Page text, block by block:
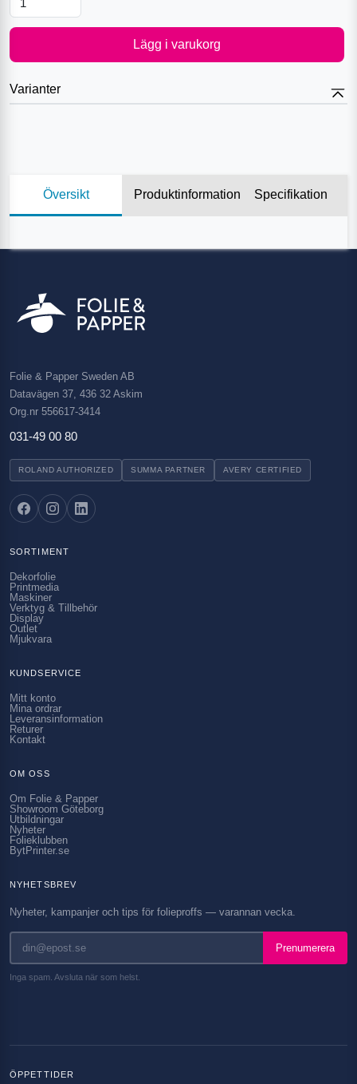
Lägg i varukorg
Varianter
Översikt Produktinformation Specifikation
Folie & Papper Sweden AB
Datavägen 37, 436 32 Askim
Org.nr 556617-3414
031-49 00 80
ROLAND AUTHORIZED SUMMA PARTNER AVERY CERTIFIED
SORTIMENT
Dekorfolie
Printmedia
Maskiner
Verktyg & Tillbehör
Display
Outlet
Mjukvara
KUNDSERVICE
Mitt konto
Mina ordrar
Leveransinformation
Returer
Kontakt
OM OSS
Om Folie & Papper
Showroom Göteborg
Utbildningar
Nyheter
Folieklubben
BytPrinter.se
NYHETSBREV
Nyheter, kampanjer och tips för folieproffs — varannan vecka.
Prenumerera
Inga spam. Avsluta när som helst.
ÖPPETTIDER